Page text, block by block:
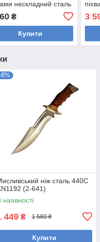
нескладний сталь
₴
Купити
3
ніж сталь 440С
(2-641)
наявності
449 ₴ 1 580 ₴
Купити